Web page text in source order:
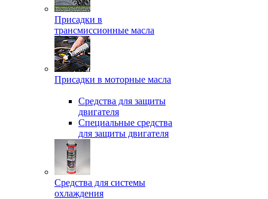
Присадки в
трансмиссионные масла
Присадки в моторные масла
Средства для защиты
двигателя
Специальныe средства
для защиты двигателя
Средства для системы
охлаждения